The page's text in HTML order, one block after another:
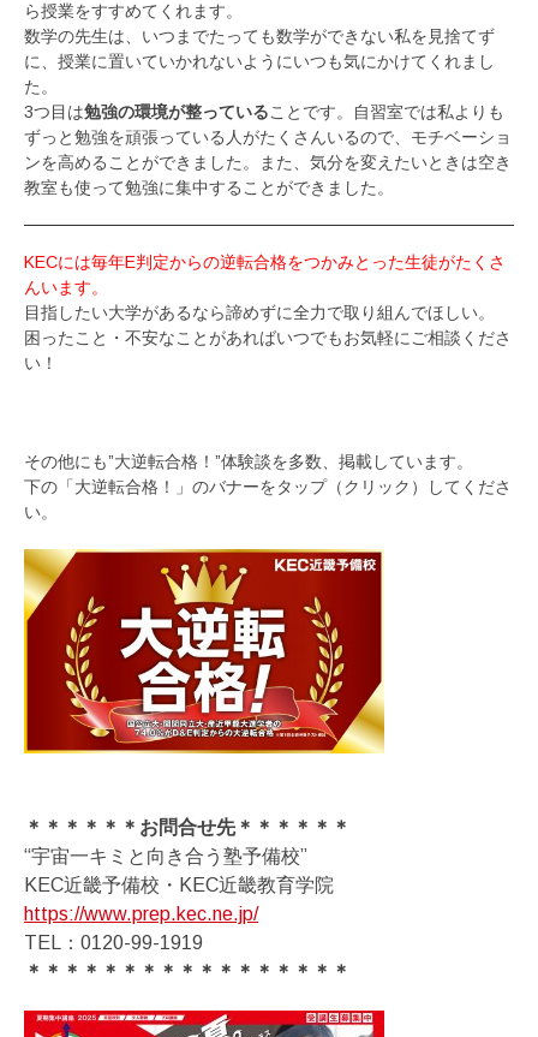
ら授業をすすめてくれます。
数学の先生は、いつまでたっても数学ができない私を見捨てず
に、授業に置いていかれないようにいつも気にかけてくれまし
た。
3つ目は勉強の環境が整っていることです。自習室では私よりも
ずっと勉強を頑張っている人がたくさんいるので、モチベーショ
ンを高めることができました。また、気分を変えたいときは空き
教室も使って勉強に集中することができました。
KECには毎年E判定からの逆転合格をつかみとった生徒がたくさ
んいます。
目指したい大学があるなら諦めずに全力で取り組んでほしい。
困ったこと・不安なことがあればいつでもお気軽にご相談くださ
い！
その他にも”大逆転合格！”体験談を多数、掲載しています。
下の「大逆転合格！」のバナーをタップ（クリック）してくださ
い。
＊＊＊＊＊＊お問合せ先＊＊＊＊＊＊
“宇宙一キミと向き合う塾予備校”
KEC近畿予備校・KEC近畿教育学院
https://www.prep.kec.ne.jp/
TEL：0120-99-1919
＊＊＊＊＊＊＊＊＊＊＊＊＊＊＊＊＊